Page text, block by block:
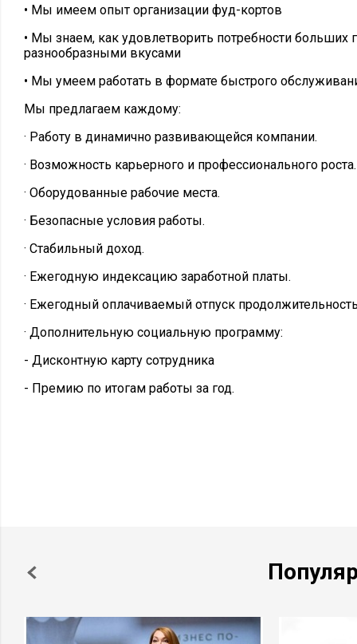
• Мы имеем опыт организации фуд-кортов
• Мы знаем, как удовлетворить потребности больших
разнообразными вкусами
• Мы умеем работать в формате быстрого
Мы предлагаем каждому:
· Работу в динамично развивающейся компании.
· Возможность карьерного и профессионального роста.
· Оборудованные рабочие места.
· Безопасные условия работы.
· Стабильный доход.
· Ежегодную индексацию заработной платы.
· Ежегодный оплачиваемый отпуск
· Дополнительную социальную программу:
- Дисконтную карту сотрудника
- Премию по итогам работы за год.